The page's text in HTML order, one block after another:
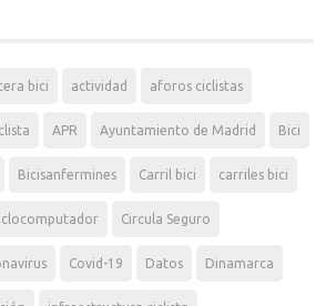
bici actividad aforos ciclistas
APR Ayuntamiento de Madrid Bici
Bicisanfermines Carril bici carriles bici
Circula Seguro
Covid-19 Datos Dinamarca